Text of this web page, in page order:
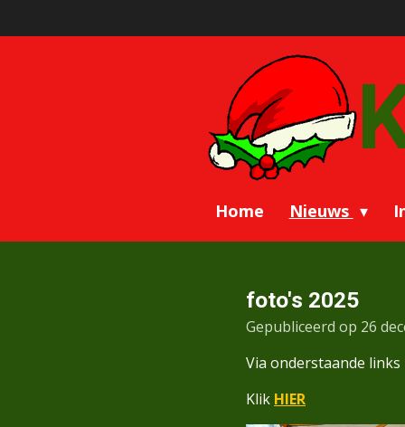
direct
Home Nieuws
foto's 2025
Gepubliceerd op 26
Via onderstaande
Klik HIER